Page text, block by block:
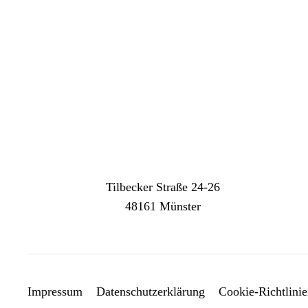
Tilbecker Straße 24-26
48161 Münster
Impressum Datenschutzerklärung Cookie-